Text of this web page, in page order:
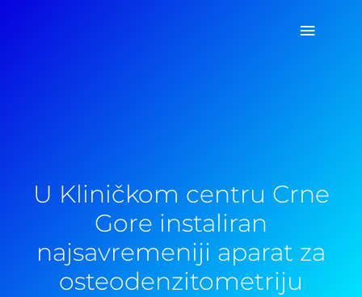
Glavni
U Kliničkom centru Crne
Gore instaliran
najsavremeniji aparat za
osteodenzitometriju